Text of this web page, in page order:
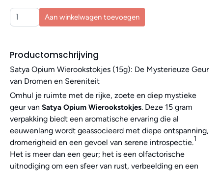
Aan winkelwagen toevoegen
Productomschrijving
Satya Opium Wierookstokjes (15g): De Mysterieuze Geur
van Dromen en Sereniteit
Omhul je ruimte met de rijke, zoete en diep mystieke
geur van Satya Opium Wierookstokjes. Deze 15 gram
verpakking biedt een aromatische ervaring die al
eeuwenlang wordt geassocieerd met diepe ontspanning,
dromerigheid en een gevoel van serene introspectie.1
Het is meer dan een geur; het is een olfactorische
uitnodiging om een sfeer van rust, verbeelding en een